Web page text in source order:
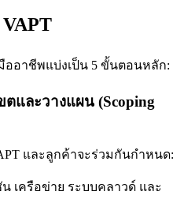
ออาชีพแบ่งเป็น 5 ขั้นตอนหลัก:
และวางแผน (Scoping
และลูกค้าจะร่วมกันกำหนด:
เครือข่าย ระบบคลาวด์ และ